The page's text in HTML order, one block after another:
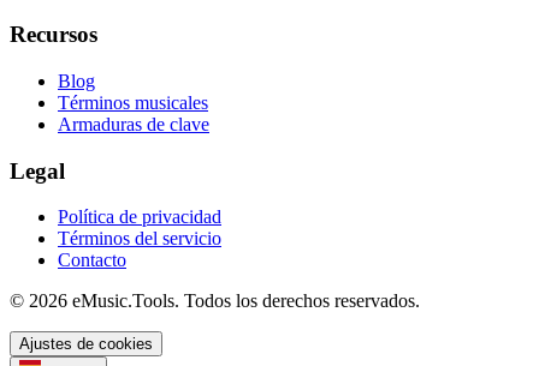
Recursos
Blog
Términos musicales
Armaduras de clave
Legal
Política de privacidad
Términos del servicio
Contacto
© 2026 eMusic.Tools. Todos los derechos reservados.
Ajustes de cookies